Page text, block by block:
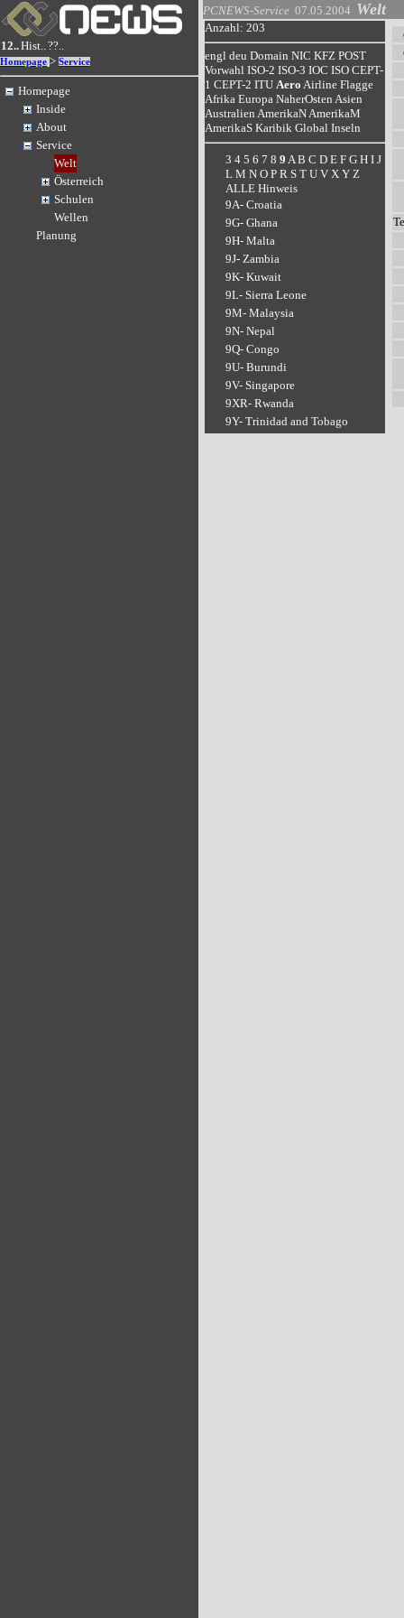
12..Hist..??..
Homepage > Service
Homepage
Inside
About
Service
Welt
Österreich
Schulen
Wellen
Planung
PCNEWS-Service 07.05.2004 Welt
Anzahl: 203
engl deu Domain NIC KFZ POST
Vorwahl ISO-2 ISO-3 IOC ISO CEPT-
1 CEPT-2 ITU Aero Airline Flagge
Afrika Europa NaherOsten Asien
Australien AmerikaNAmerikaM
AmerikaS Karibik Global Inseln
3 4 5 6 7 8 9 A B C D E F G H I J
L M N O P R S T U V X Y Z
ALLE Hinweis
9A- Croatia
9G- Ghana
9H- Malta
9J- Zambia
9K- Kuwait
9L- Sierra Leone
9M- Malaysia
9N- Nepal
9Q- Congo
9U- Burundi
9V- Singapore
9XR- Rwanda
9Y- Trinidad and Tobago